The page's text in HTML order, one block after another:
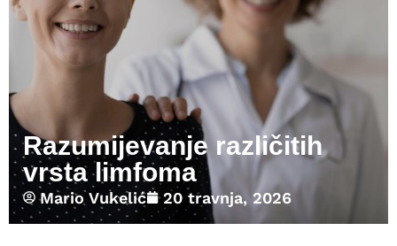
Razumijevanje različitih
vrsta limfoma
Mario Vukelić 20 travnja, 2026